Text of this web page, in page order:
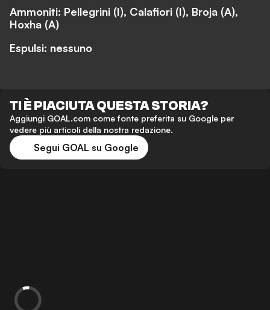
Ammoniti: Pellegrini (I), Calafiori (I), Broja (A),
Hoxha (A)
Espulsi: nessuno
TI È PIACIUTA QUESTA STORIA?
Aggiungi GOAL.com come fonte preferita su Google per
vedere più articoli della nostra redazione.
Segui GOAL su Google